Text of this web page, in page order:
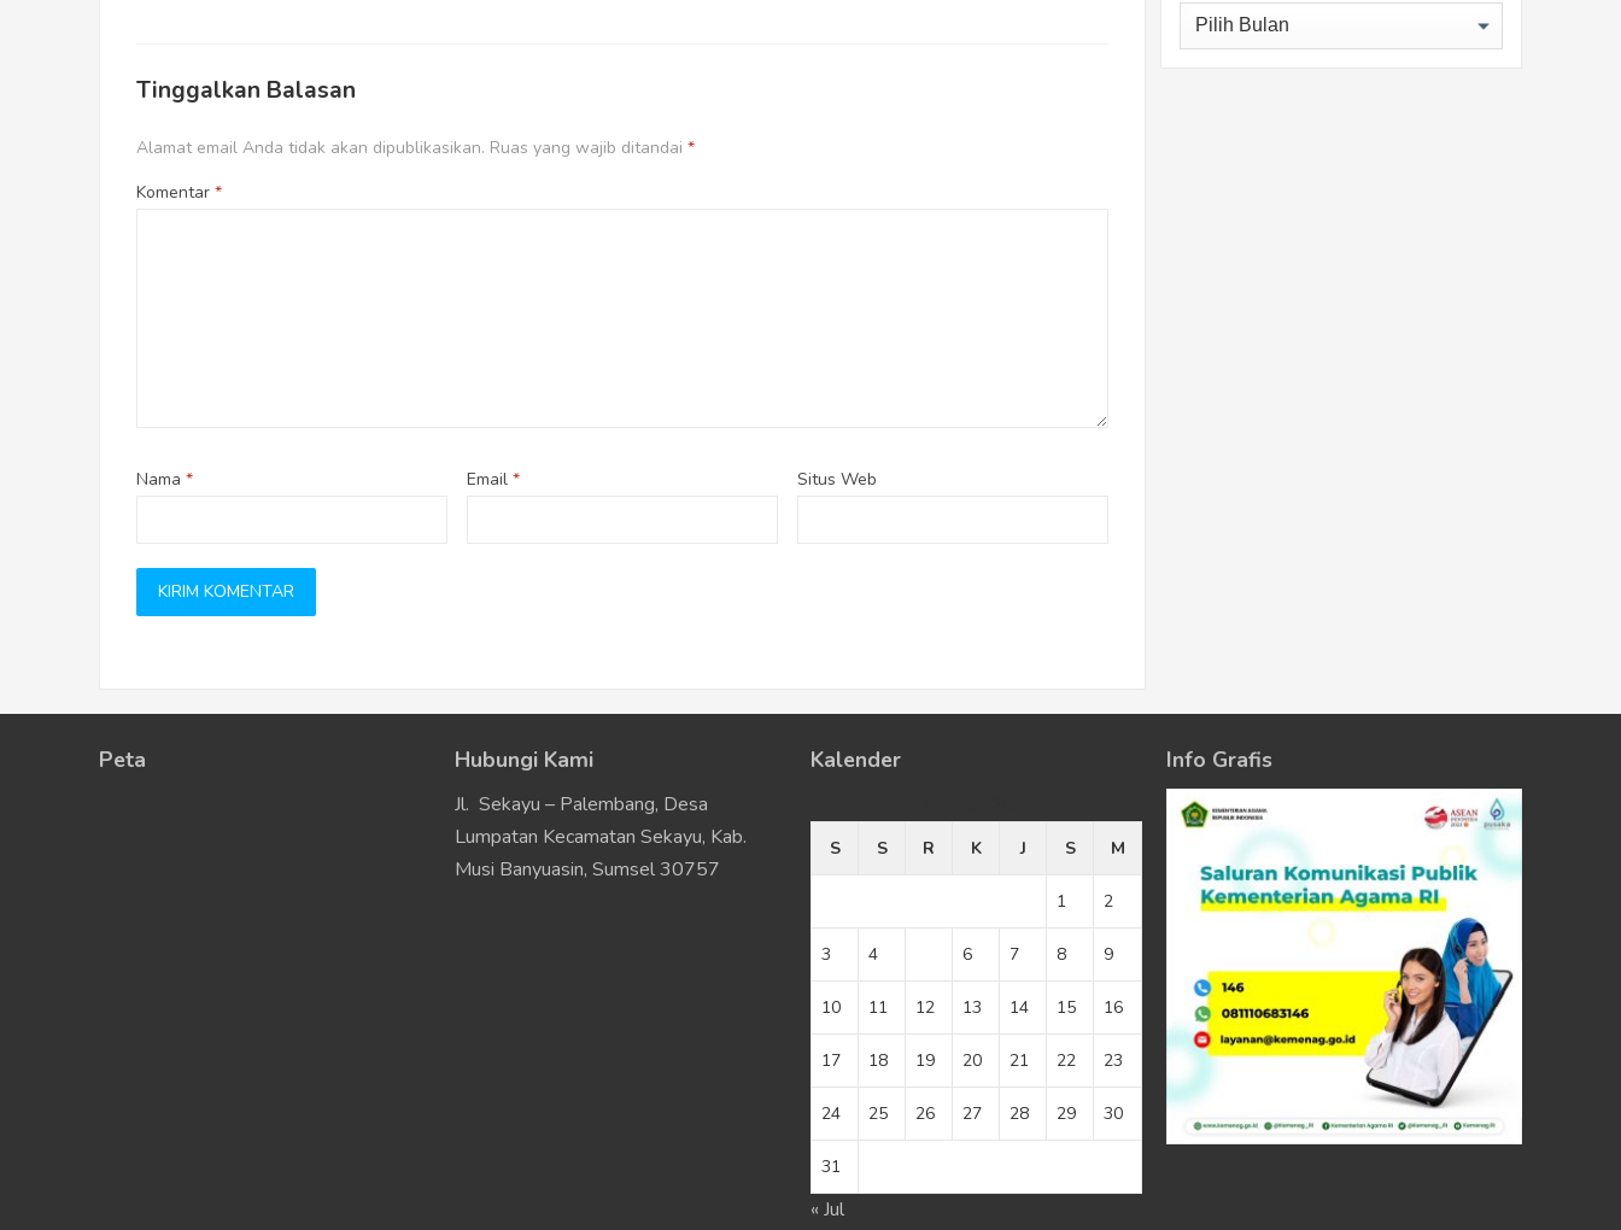
Tinggalkan Balasan
Alamat email Anda tidak akan dipublikasikan. Ruas yang wajib ditandai *
Komentar *
Nama * Email* Situs Web
Arsip
Peta Hubungi Kami
Jl. Sekayu – Palembang, Desa
Lumpatan Kecamatan Sekayu, Kab.
Musi Banyuasin, Sumsel 30757
Kalender
S
S R K J S M
1 2
3 4 6 7 8 9
10 11 12 13 14 15 16
17 18 19 20 21 22 23
24 25 26 27 28 29 30
31
« Jul
Info Grafis